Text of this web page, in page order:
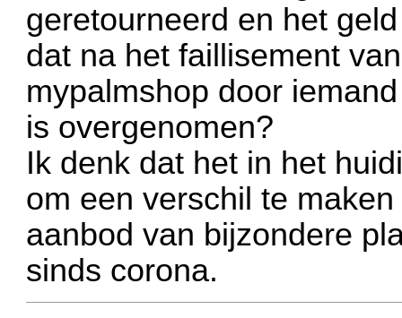
geretourneerd en het
dat na het faillisement
mypalmshop door
is overgenomen?
Ik denk dat het in het
om een verschil te
aanbod van bijzondere
sinds corona.